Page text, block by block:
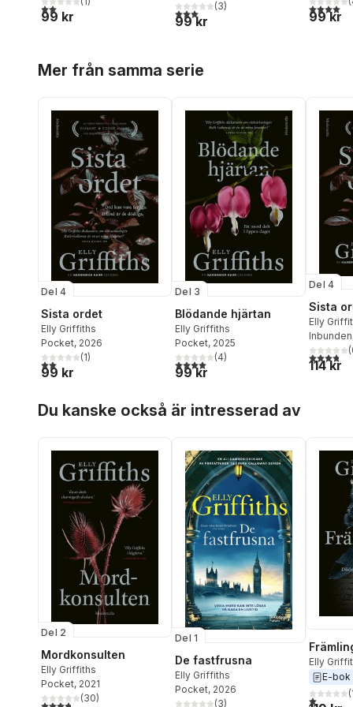
2,0utav 5 stjärnor. Totalt antal röster:
99 kr
3,0utav 5 stjärnor. Totalt antal röster:
(3)
99 kr
4,0utav
99 kr
Mer från samma serie
Del 4
Sista ordet
Elly Griffiths
Pocket, 2026
2,0utav 5 stjärnor. Totalt antal röster:
(1)
99 kr
Del 3
Blödande hjärtan
Elly Griffiths
Pocket, 2025
4,0utav 5 stjärnor. Totalt antal röster:
(4)
99 kr
Del 4
Sista
Elly
Inbunden
3,8utav (
114 kr
Du kanske också är intresserad av
Del 2
Mordkonsulten
Elly Griffiths
Pocket, 2021
3,8utav 5 stjärnor. Totalt antal röster:
(30)
Del 1
De fastfrusna
Elly Griffiths
Pocket, 2026
(3)
Elly
E-bok
1,0utav 5(